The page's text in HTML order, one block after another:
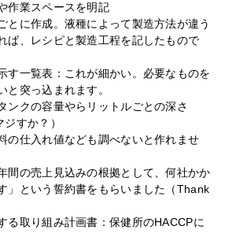
作業スペースを明記
とに作成。液種によって製造方法が違う
ば、レシピと製造工程を記したもので
す一覧表：これが細かい。必要なものを
と突っ込まれます。
ンクの容量やらリットルごとの深さ
すか？）
の仕入れ値なども調べないと作れませ
間の売上見込みの根拠として、何社かか
」という誓約書をもらいました（Thank
る取り組み計画書：保健所のHACCPに